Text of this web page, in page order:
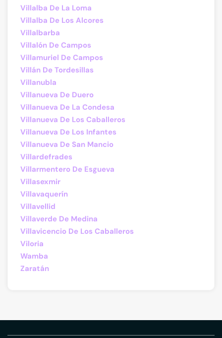
Villalba De La Loma
Villalba De Los Alcores
Villalbarba
Villalón De Campos
Villamuriel De Campos
Villán De Tordesillas
Villanubla
Villanueva De Duero
Villanueva De La Condesa
Villanueva De Los Caballeros
Villanueva De Los Infantes
Villanueva De San Mancio
Villardefrades
Villarmentero De Esgueva
Villasexmir
Villavaquerín
Villavellid
Villaverde De Medina
Villavicencio De Los Caballeros
Viloria
Wamba
Zaratán